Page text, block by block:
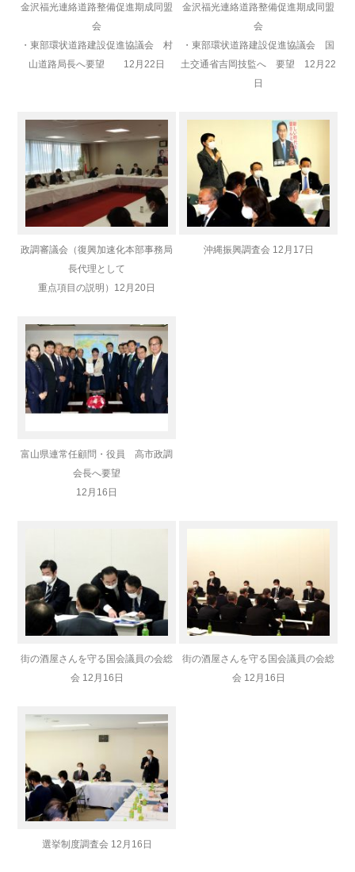
金沢福光連絡道路整備促進期成同盟
会
・東部環状道路建設促進協議会 村
山道路局長へ要望 12月22日
金沢福光連絡道路整備促進期成同盟
会
・東部環状道路建設促進協議会 国
土交通省吉岡技監へ 要望 12月22
日
政調審議会（復興加速化本部事務局
長代理として
重点項目の説明） 12月20日
沖縄振興調査会 12月17日
富山県連常任顧問・役員 高市政調
会長へ要望
12月16日
街の酒屋さんを守る国会議員の会総
会 12月16日
街の酒屋さんを守る国会議員の会総
会 12月16日
選挙制度調査会 12月16日